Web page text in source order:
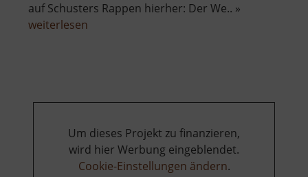
auf Schusters Rappen hierher: Der We.. »
weiterlesen
Um dieses Projekt zu finanzieren,
wird hier Werbung eingeblendet.
Cookie-Einstellungen ändern.